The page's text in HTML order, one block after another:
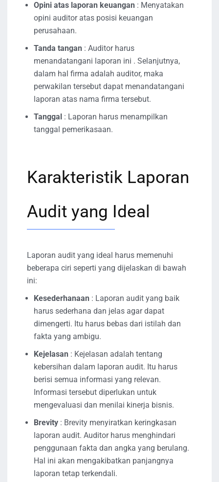
Opini atas laporan keuangan : Menyatakan
opini auditor atas posisi keuangan
perusahaan.
Tanda tangan : Auditor harus
menandatangani laporan ini . Selanjutnya,
dalam hal firma adalah auditor, maka
perwakilan tersebut dapat menandatangani
laporan atas nama firma tersebut.
Tanggal : Laporan harus menampilkan
tanggal pemerikasaan.
Karakteristik Laporan
Audit yang Ideal
Laporan audit yang ideal harus memenuhi
beberapa ciri seperti yang dijelaskan di bawah
ini:
Kesederhanaan : Laporan audit yang baik
harus sederhana dan jelas agar dapat
dimengerti. Itu harus bebas dari istilah dan
fakta yang ambigu.
Kejelasan : Kejelasan adalah tentang
kebersihan dalam laporan audit. Itu harus
berisi semua informasi yang relevan.
Informasi tersebut diperlukan untuk
mengevaluasi dan menilai kinerja bisnis.
Brevity : Brevity menyiratkan keringkasan
laporan audit. Auditor harus menghindari
penggunaan fakta dan angka yang berulang.
Hal ini akan mengakibatkan panjangnya
laporan tetap terkendali.